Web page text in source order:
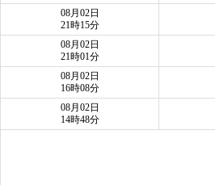
08月02日
21時15分
08月02日
21時01分
08月02日
16時08分
08月02日
14時48分